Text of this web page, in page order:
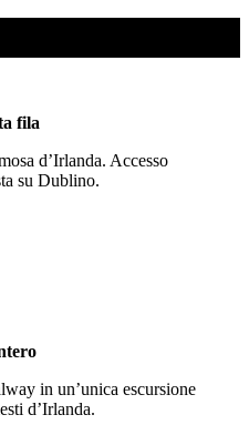
fila
d’Irlanda. Accesso
su Dublino.
in un’unica escursione
d’Irlanda.